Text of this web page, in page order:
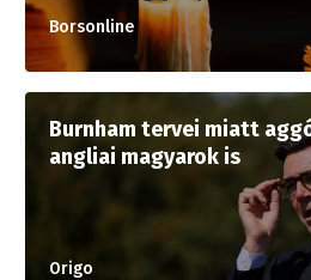
Borsonline
Burnham tervei miatt
angliai magyarok is
Origo